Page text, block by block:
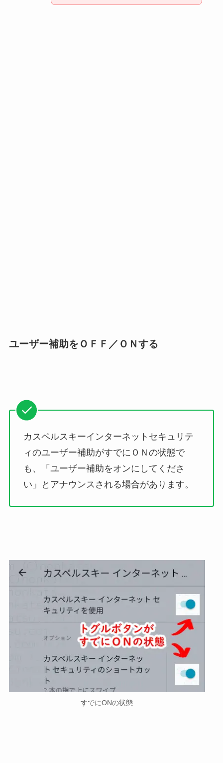
ユーザー補助をＯＦＦ／ＯＮする
カスペルスキーインターネットセキュリテ
ィのユーザー補助がすでにＯＮの状態で
も、「ユーザー補助をオンにしてくださ
い」とアナウンスされる場合があります。
すでにONの状態